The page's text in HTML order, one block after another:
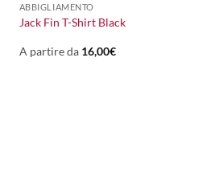
ABBIGLIAMENTO
Jack Fin T-Shirt Black
A partire da 16,00€